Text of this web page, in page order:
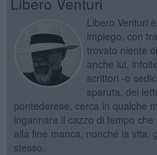
Libero Venturi
impiego, con
trovato niente
anche lui,
scrittori -o
sparuta, dei
pontederese, cerca in qualche
ingannare il cazzo di tempo
alla fine manca, nonché la vita,
stesso.